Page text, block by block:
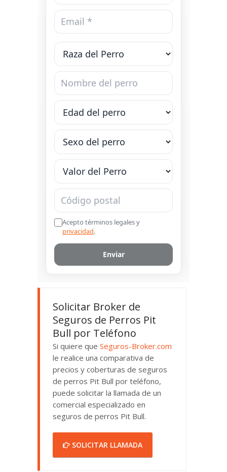
Solicitar Broker de
Seguros de Perros Pit
Bull por Teléfono
Si quiere que Seguros-Broker.com
le realice una comparativa de
precios y coberturas de seguros
de perros Pit Bull por teléfono,
puede solicitar la llamada de un
comercial especializado en
seguros de perros Pit Bull.
SOLICITAR LLAMADA